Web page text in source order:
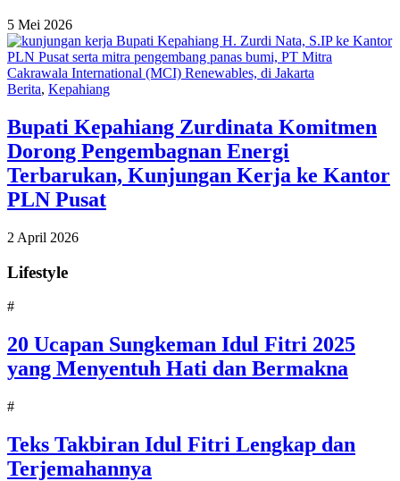
5 Mei 2026
Berita, Kepahiang
Bupati Kepahiang Zurdinata Komitmen
Dorong Pengembagnan Energi
Terbarukan, Kunjungan Kerja ke Kantor
PLN Pusat
2 April 2026
Lifestyle
#
20 Ucapan Sungkeman Idul Fitri 2025
yang Menyentuh Hati dan Bermakna
#
Teks Takbiran Idul Fitri Lengkap dan
Terjemahannya